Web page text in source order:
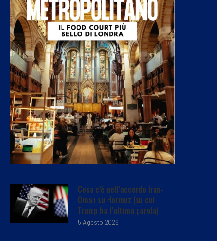
Cosa c’è nell’accordo Iran-
Oman su Hormuz (su cui
Trump ha l’ultima parola)
5 Agosto 2026